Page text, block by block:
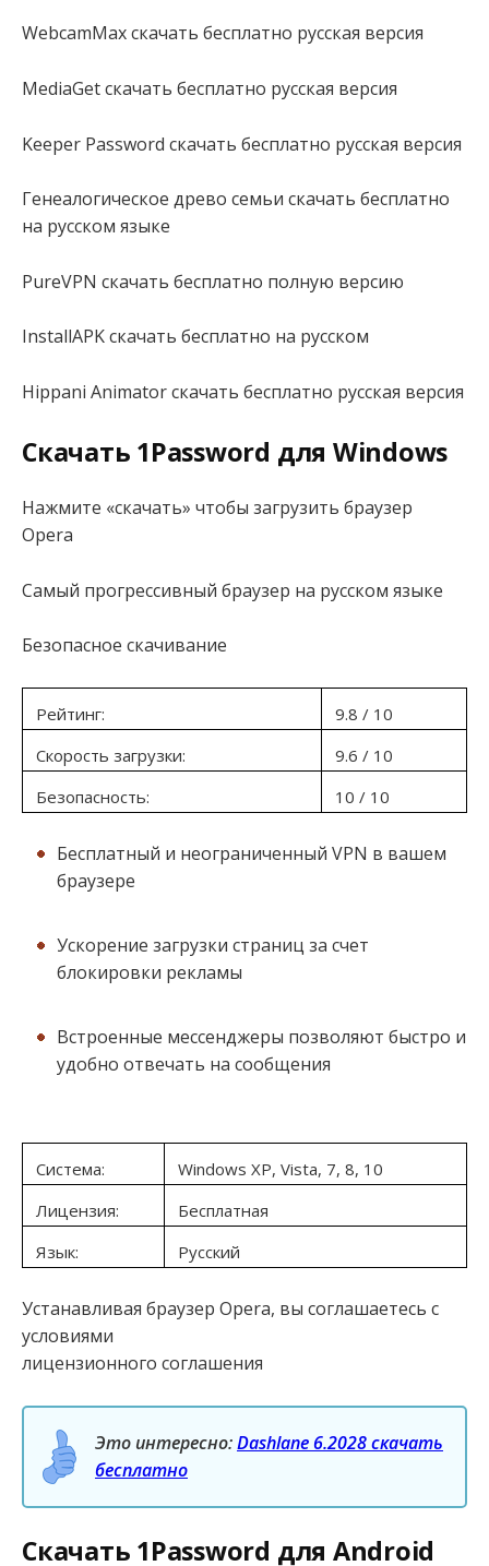
WebcamMax скачать бесплатно русская версия
MediaGet скачать бесплатно русская версия
Keeper Password скачать бесплатно русская версия
Генеалогическое древо семьи скачать бесплатно
на русском языке
PureVPN скачать бесплатно полную версию
InstallAPK скачать бесплатно на русском
Hippani Animator скачать бесплатно русская версия
Скачать 1Password для Windows
Нажмите «скачать» чтобы загрузить браузер
Opera
Самый прогрессивный браузер на русском языке
Безопасное скачивание
Рейтинг:
9.8 / 10
Скорость загрузки:
9.6 / 10
Безопасность:
10 / 10
Бесплатный и неограниченный VPN в вашем
браузере
Ускорение загрузки страниц за счет
блокировки рекламы
Встроенные мессенджеры позволяют быстро и
удобно отвечать на сообщения
Система:
Windows XP, Vista, 7, 8, 10
Лицензия:
Бесплатная
Язык:
Русский
Устанавливая браузер Opera, вы соглашаетесь с
условиями
лицензионного соглашения
Это интересно:Dashlane 6.2028 скачать
бесплатно
Скачать 1Password для Android